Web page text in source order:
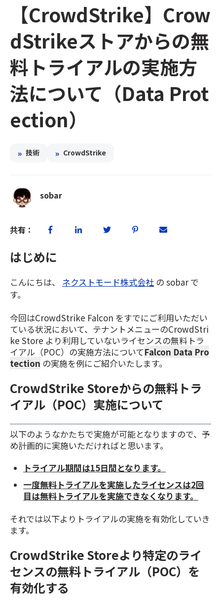
【CrowdStrike】Crow
dStrikeストアからの無
料トライアルの実施方
法について（Data Prot
ection）
» 技術 » CrowdStrike
sobar
共有：
はじめに
こんにちは、 ネクストモード株式会社 の sobar で
す。
今回はCrowdStrike Falcon をすでにご利用いただい
ている状況において、テナントメニューのCrowdStri
ke Store より利用していないライセンスの無料トラ
イアル（POC）の実施方法についてFalcon Data Pro
tection の実施を例にご紹介いたします。
CrowdStrike Storeからの無料トラ
イアル（POC）実施について
以下のようなかたちで実施が可能となりますので、予
め計画的に実施いただければと思います。
トライアル期間は15日間となります。
一度無料トライアルを実施したライセンスは2回
目は無料トライアルを実施できなくなります。
それでは以下よりトライアルの実施を有効化していき
ます。
CrowdStrike Storeより特定のライ
センスの無料トライアル（POC）を
有効化する